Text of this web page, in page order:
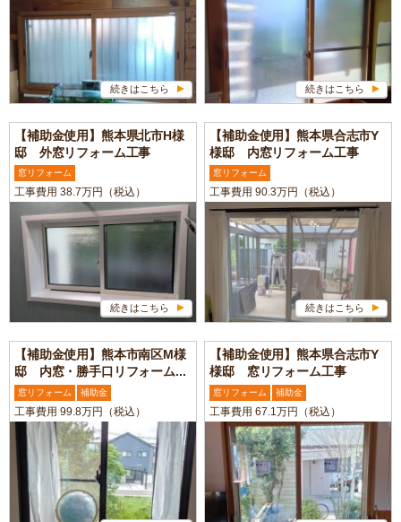
続きはこちら 続きはこちら
【補助金使用】熊本県北市H様
邸 外窓リフォーム工事
窓リフォーム
工事費用 38.7万円（税込）
続きはこちら
【補助金使用】熊本県合志市Y
様邸 内窓リフォーム工事
窓リフォーム
工事費用 90.3万円（税込）
続きはこちら
【補助金使用】熊本市南区M様
邸 内窓・勝手口リフォーム...
窓リフォーム 補助金
工事費用 99.8万円（税込）
【補助金使用】熊本県合志市Y
様邸 窓リフォーム工事
窓リフォーム 補助金
工事費用 67.1万円（税込）